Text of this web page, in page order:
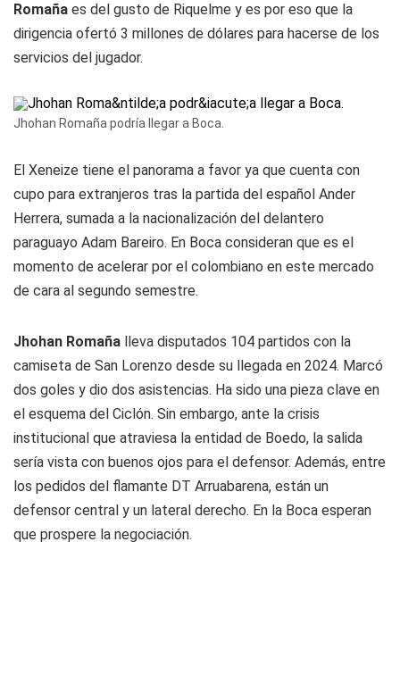
Romaña es del gusto de Riquelme y es por eso que la
dirigencia ofertó 3 millones de dólares para hacerse de los
servicios del jugador.
Jhohan Romaña podría llegar a Boca.
El Xeneize tiene el panorama a favor ya que cuenta con
cupo para extranjeros tras la partida del español Ander
Herrera, sumada a la nacionalización del delantero
paraguayo Adam Bareiro. En Boca consideran que es el
momento de acelerar por el colombiano en este mercado
de cara al segundo semestre.
Jhohan Romaña lleva disputados 104 partidos con la
camiseta de San Lorenzo desde su llegada en 2024. Marcó
dos goles y dio dos asistencias. Ha sido una pieza clave en
el esquema del Ciclón. Sin embargo, ante la crisis
institucional que atraviesa la entidad de Boedo, la salida
sería vista con buenos ojos para el defensor. Además, entre
los pedidos del flamante DT Arruabarena, están un
defensor central y un lateral derecho. En la Boca esperan
que prospere la negociación.